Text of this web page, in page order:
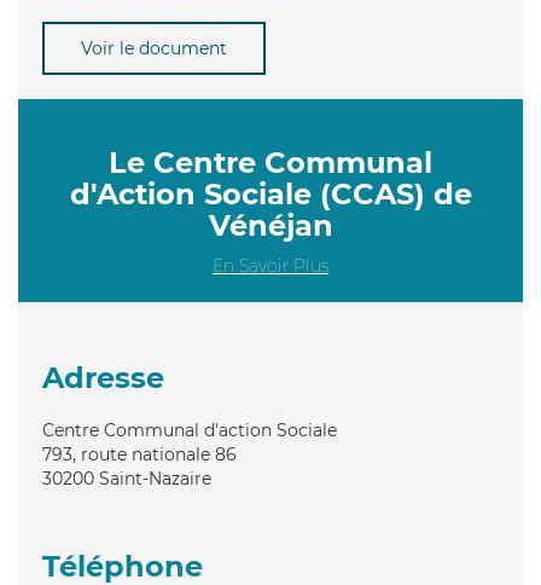
Voir le document
Le Centre Communal
d'Action Sociale (CCAS) de
Vénéjan
En Savoir Plus
Adresse
Centre Communal d'action Sociale
793, route nationale 86
30200 Saint-Nazaire
Téléphone